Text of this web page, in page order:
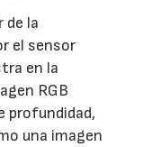
de la
el sensor
en la
RGB
profundidad,
una imagen